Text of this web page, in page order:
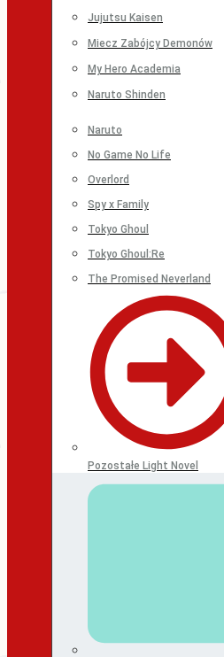
Jujutsu Kaisen
Miecz Zabójcy Demonów
My Hero Academia
Naruto Shinden
Naruto
No Game No Life
Overlord
Spy x Family
Tokyo Ghoul
Tokyo Ghoul:Re
The Promised Neverland
Pozostałe Light Novel